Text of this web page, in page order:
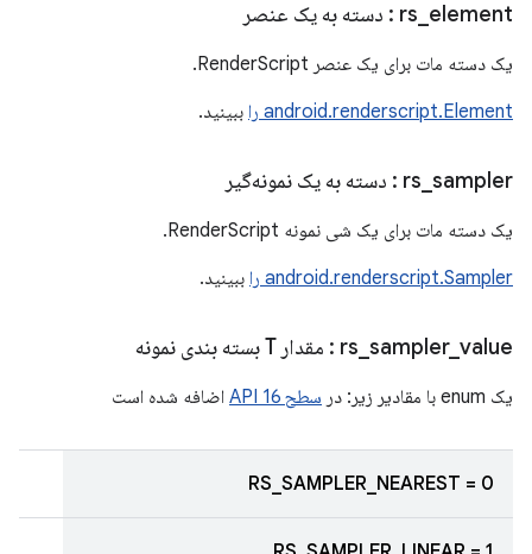
rs element : دسته به یک عنصر
یک دسته مات برای یک عنصر RenderScript.
android.renderscript.Element را
ببینید.
rs sampler : دسته به یک نمونه‌گیر
یک دسته مات برای یک شی نمونه RenderScript.
android.renderscript.Sampler را
ببینید.
rs sampler_ value : مقدار T بسته بندی نمونه
یک enum با مقادیر زیر: در سطح 16 API اضافه شده است
RS_SAMPLER_NEAREST = 0